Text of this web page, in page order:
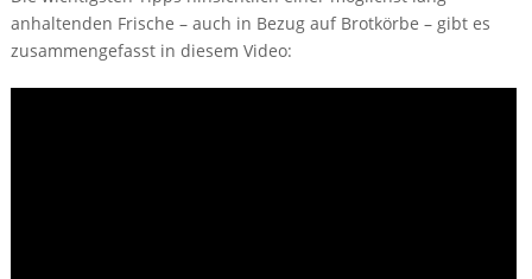
anhaltenden Frische – auch in Bezug auf Brotkörbe – gibt es
zusammengefasst in diesem Video: